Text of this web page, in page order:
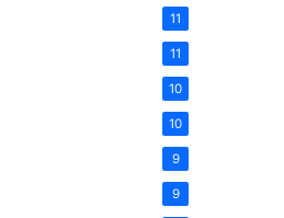
11
11
10
10
9
9